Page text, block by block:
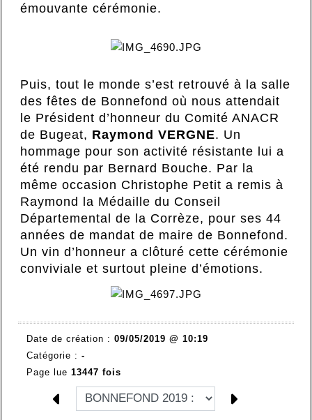
émouvante cérémonie.
Puis, tout le monde s’est retrouvé à la salle
des fêtes de Bonnefond où nous attendait
le Président d’honneur du Comité ANACR
de Bugeat, Raymond VERGNE. Un
hommage pour son activité résistante lui a
été rendu par Bernard Bouche. Par la
même occasion Christophe Petit a remis à
Raymond la Médaille du Conseil
Départemental de la Corrèze, pour ses 44
années de mandat de maire de Bonnefond.
Un vin d’honneur a clôturé cette cérémonie
conviviale et surtout pleine d’émotions.
Date de création : 09/05/2019 @ 10:19
Catégorie : -
Page lue 13447 fois